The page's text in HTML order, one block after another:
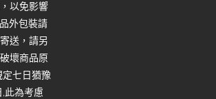
以免影響
外包裝請
送，請另
壞商品原
七日猶豫
此為考慮